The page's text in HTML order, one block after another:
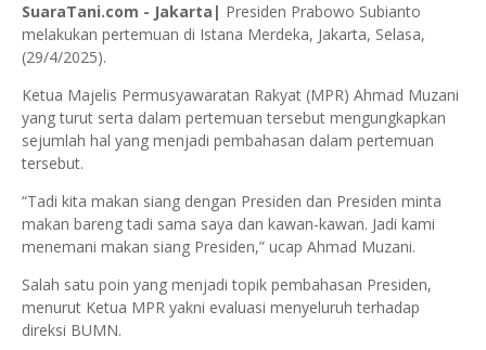
SuaraTani.com - Jakarta| Presiden Prabowo Subianto
melakukan pertemuan di Istana Merdeka, Jakarta, Selasa,
(29/4/2025).
Ketua Majelis Permusyawaratan Rakyat (MPR) Ahmad Muzani
yang turut serta dalam pertemuan tersebut mengungkapkan
sejumlah hal yang menjadi pembahasan dalam pertemuan
tersebut.
“Tadi kita makan siang dengan Presiden dan Presiden minta
makan bareng tadi sama saya dan kawan-kawan. Jadi kami
menemani makan siang Presiden,” ucap Ahmad Muzani.
Salah satu poin yang menjadi topik pembahasan Presiden,
menurut Ketua MPR yakni evaluasi menyeluruh terhadap
direksi BUMN.